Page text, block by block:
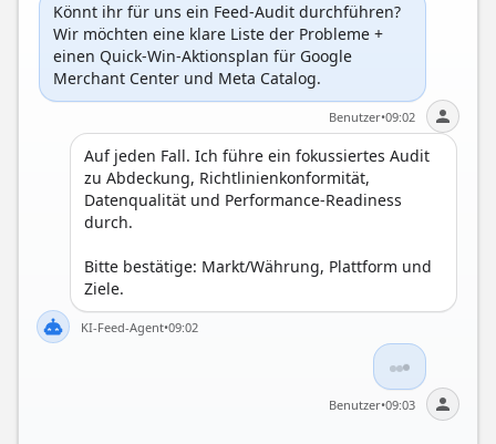
Könnt ihr für uns ein Feed-Audit durchführen?
Wir möchten eine klare Liste der Probleme +
einen Quick-Win-Aktionsplan für Google
Merchant Center und Meta Catalog.
Benutzer•09:02
Auf jeden Fall. Ich führe ein fokussiertes Audit
zu Abdeckung, Richtlinienkonformität,
Datenqualität und Performance-Readiness
durch.
Bitte bestätige: Markt/Währung, Plattform und
Ziele.
KI-Feed-Agent•09:02
Nur DE, EUR. Shopify. Ziele: Google Merchant